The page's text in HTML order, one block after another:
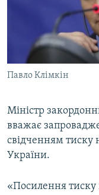
ДЕПОРТАЦІЯ
ВІДЕОУРОКИ «ELIFBE»
СВІДЧЕННЯ ОКУПАЦІЇ
УКРАЇНСЬКА
ЯК ОБІЙТИ
Русский
Qırımtatar
Усі сайти RFE/RL
Павло Клімкін
Міністр
вважає
свідченням тиску
України.
«Посилення тиску